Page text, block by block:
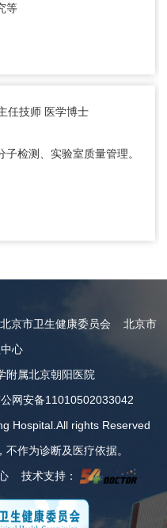
等
任技师 医学博士
子检测、实验室质量管理。
北京市卫生健康委员会
北京市
心
附属北京朝阳医院
网安备11010502033042
Hospital.All rights Reserved
作为诊断及医疗依据。
技术支持：